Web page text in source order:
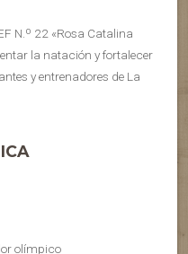
N.º 22 «Rosa Catalina
la natación y fortalecer
y entrenadores de La
olímpico